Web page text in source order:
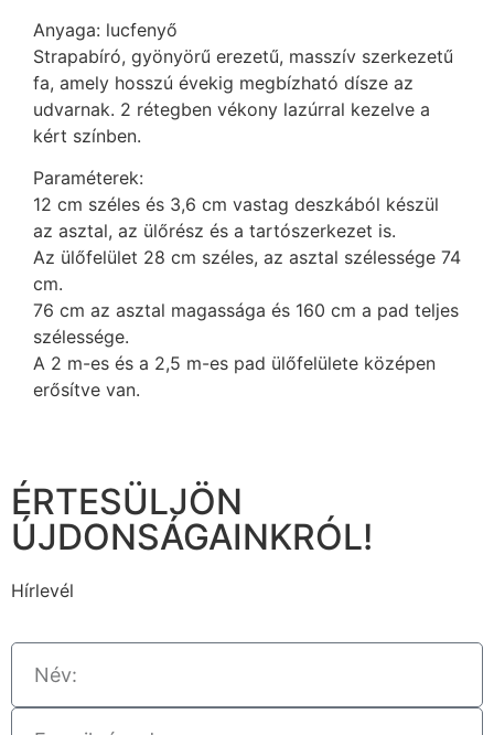
Anyaga: lucfenyő
Strapabíró, gyönyörű erezetű, masszív szerkezetű
fa, amely hosszú évekig megbízható dísze az
udvarnak. 2 rétegben vékony lazúrral kezelve a
kért színben.
Paraméterek:
12 cm széles és 3,6 cm vastag deszkából készül
az asztal, az ülőrész és a tartószerkezet is.
Az ülőfelület 28 cm széles, az asztal szélessége 74
cm.
76 cm az asztal magassága és 160 cm a pad teljes
szélessége.
A 2 m-es és a 2,5 m-es pad ülőfelülete középen
erősítve van.
ÉRTESÜLJÖN
ÚJDONSÁGAINKRÓL!
Hírlevél